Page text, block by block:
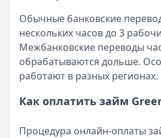
Обычные банковские
нескольких часов до 3
Межбанковские переводы
обрабатываются дольше.
работают в разных регионах.
Как оплатить займ
Процедура онлайн-оплаты